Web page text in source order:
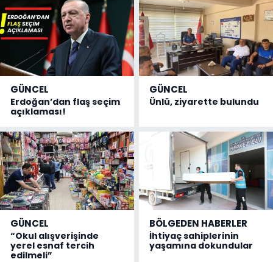
GÜNCEL
Erdoğan’dan flaş seçim
açıklaması!
GÜNCEL
Ünlü, ziyarette bulundu
GÜNCEL
“Okul alışverişinde
yerel esnaf tercih
edilmeli”
BÖLGEDEN HABERLER
İhtiyaç sahiplerinin
yaşamına dokundular